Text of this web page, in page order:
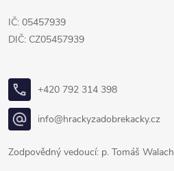
IČ: 05457939
DIČ: CZ05457939
+420 792 314 398
info@hrackyzadobrekacky.cz
Zodpovědný vedoucí: p. Tomáš Walach